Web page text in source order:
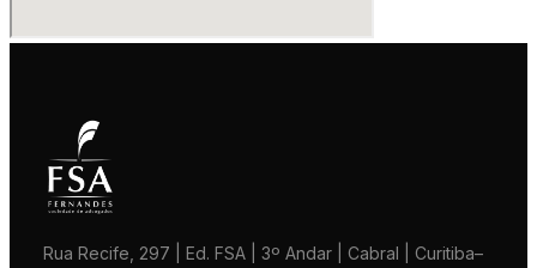
Rua Recife, 297 | Ed. FSA | 3º Andar | Cabral | Curitiba–